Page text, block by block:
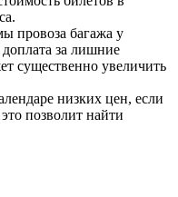
провоза багажа у
за лишние
существенно увеличить
низких цен, если
позволит найти